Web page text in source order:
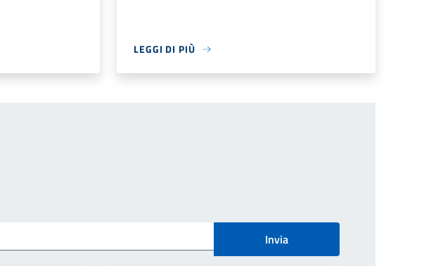
LEGGI DI PIÙ
Invia